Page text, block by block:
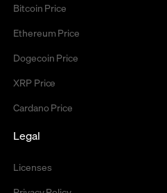
Bitcoin Price
Ethereum Price
Dogecoin Price
XRP Price
Cardano Price
Legal
Licenses